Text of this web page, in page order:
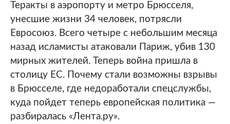
Теракты в аэропорту и метро Брюсселя,
унесшие жизни 34 человек, потрясли
Евросоюз. Всего четыре с небольшим месяца
назад исламисты атаковали Париж, убив 130
мирных жителей. Теперь война пришла в
столицу ЕС. Почему стали возможны взрывы
в Брюсселе, где недоработали спецслужбы,
куда пойдет теперь европейская политика —
разбиралась «Лента.ру».